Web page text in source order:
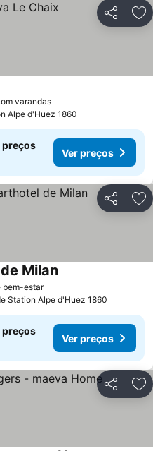
Partilhar
varandas
Alpe d'Huez 1860
preços
Ver preços
Partilhar
bem-estar
Milan
Station Alpe d'Huez 1860
preços
Ver preços
Partilhar